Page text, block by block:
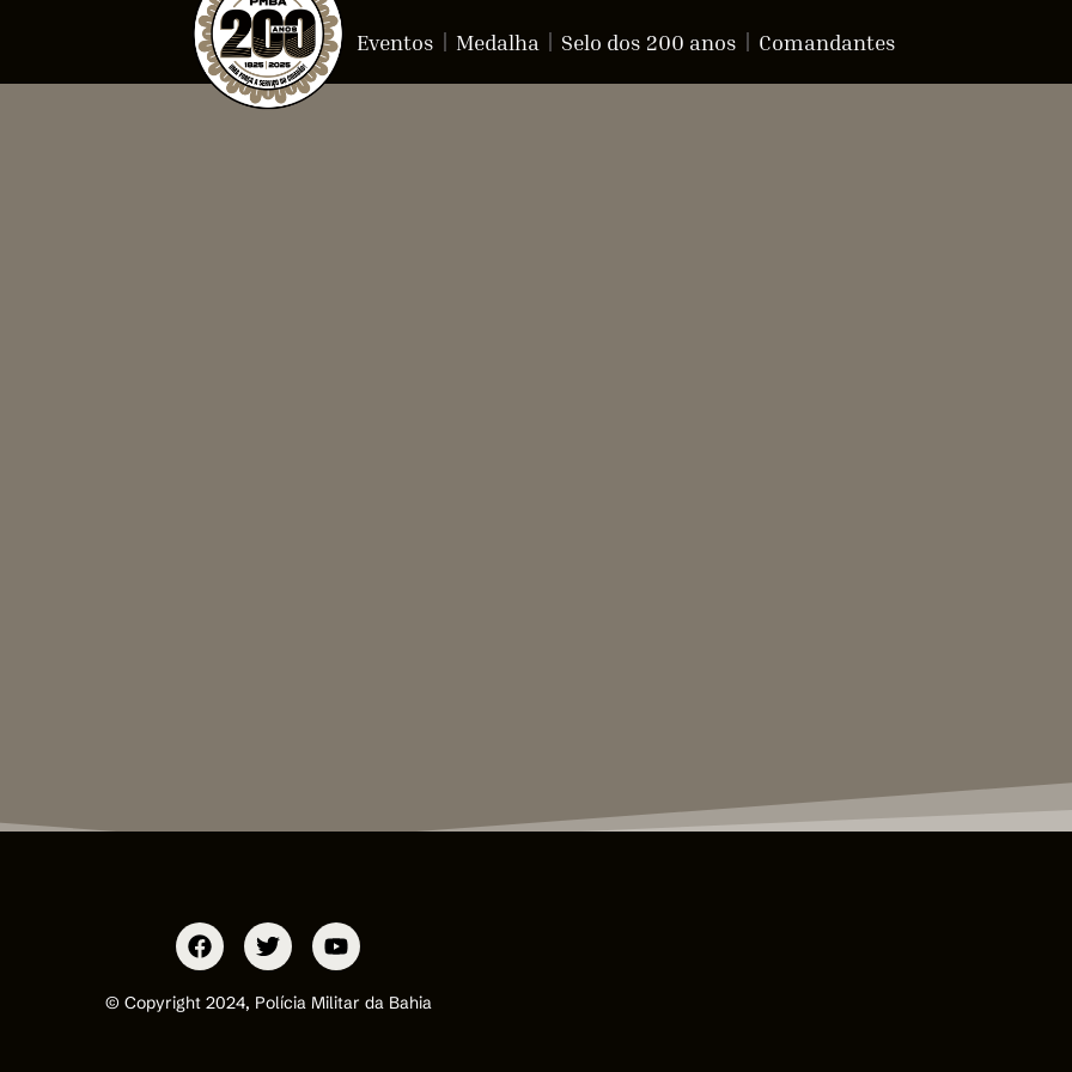
Eventos Medalha Selo dos 200 anos Comandantes
© Copyright 2024, Polícia Militar da Bahia